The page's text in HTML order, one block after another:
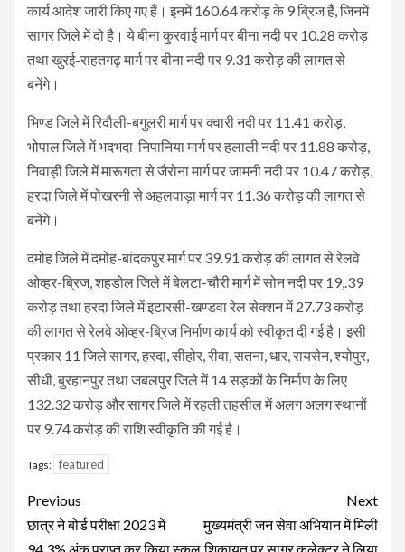
कार्य आदेश जारी किए गए हैं। इनमें 160.64 करोड़ के 9 ब्रिज हैं, जिनमें
सागर जिले में दो है। ये बीना कुरवाई मार्ग पर बीना नदी पर 10.28 करोड़
तथा खुरई-राहतगढ़ मार्ग पर बीना नदी पर 9.31 करोड़ की लागत से
बनेंगे।
भिण्ड जिले में रिदौली-बगुलरी मार्ग पर क्वारी नदी पर 11.41 करोड़,
भोपाल जिले में भदभदा-निपानिया मार्ग पर हलाली नदी पर 11.88 करोड़,
निवाड़ी जिले में मारूगता से जैरोना मार्ग पर जामनी नदी पर 10.47 करोड़,
हरदा जिले में पोखरनी से अहलवाड़ा मार्ग पर 11.36 करोड़ की लागत से
बनेंगे।
दमोह जिले में दमोह-बांदकपुर मार्ग पर 39.91 करोड़ की लागत से रेलवे
ओव्हर-ब्रिज, शहडोल जिले में बेलटा-चौरी मार्ग में सोन नदी पर 19,.39
करोड़ तथा हरदा जिले में इटारसी-खण्डवा रेल सेक्शन में 27.73 करोड़
की लागत से रेलवे ओव्हर-ब्रिज निर्माण कार्य को स्वीकृत दी गई है। इसी
प्रकार 11 जिले सागर, हरदा, सीहोर, रीवा, सतना, धार, रायसेन, श्योपुर,
सीधी, बुरहानपुर तथा जबलपुर जिले में 14 सड़कों के निर्माण के लिए
132.32 करोड़ और सागर जिले में रहली तहसील में अलग अलग स्थानों
पर 9.74 करोड़ की राशि स्वीकृति की गई है।
Tags: featured
Continue
Reading
Previous
छात्र ने बोर्ड परीक्षा 2023 में
Next
मुख्यमंत्री जन सेवा अभियान में मिली